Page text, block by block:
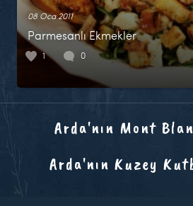
08 Oca 2011
Parmesanlı Ekmekler
1 0
Arda'nın Mont
Arda'nın Kuzey